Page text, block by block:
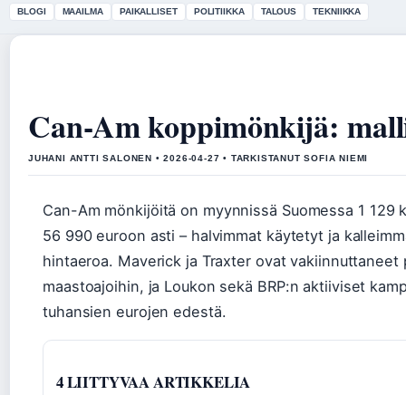
BLOGI MAAILMA PAIKALLISET POLITIIKKA TALOUS TEKNIIKKA
Can-Am koppimönkijä:
JUHANI ANTTI SALONEN • 2026-04-27 • TARKISTANUT SOFIA NIEMI
Can-Am mönkijöitä on myynnissä Suomessa 1
56 990 euroon asti – halvimmat käytetyt ja
hintaeroa. Maverick ja Traxter ovat
maastoajoihin, ja Loukon sekä BRP:n aktiiviset
tuhansien eurojen edestä.
4 LIITTYVAA ARTIKKELIA